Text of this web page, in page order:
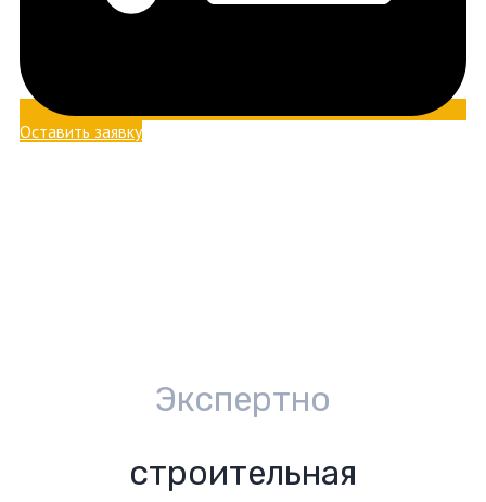
Оставить заявку
Экспертно
строительная